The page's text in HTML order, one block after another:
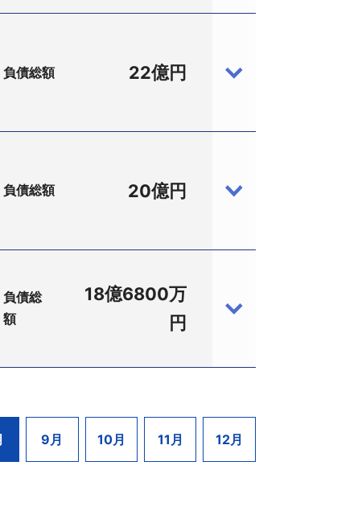
円。
レビの扱いを増やした。13型から50
大したなどとして、2019年5月期に
債権者より破産を申し立てられ、今
－9、設立1986（昭和61）年4月、
務を中心に30億円。
備業務や保険代理業務を手掛けてい
発していたうえ、同期も3億2630万
負債総額 22億円
1948（昭和23）年6月、資本金
ーケットとして高い知名度を有し、
かし、その後は県内大手同業者の
などして合理化を図っていた。
負債総額 20億円
－15、設立2006（平成18）年1
ッションブランド「ＧＡＳ（ガ
らの撤退を決定。当社は2020年4月
負債総
額
18億6800万
円
（平成1）年1月、資本金1億円、代
けた。負債総額は18億6800万円。
どを、通信販売会社やディスカウン
9月 10月 11月 12月